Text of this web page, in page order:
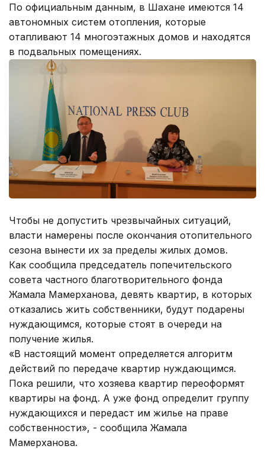
По официальным данным, в Шахане имеются 14
автономных систем отопления, которые
отапливают 14 многоэтажных домов и находятся
в подвальных помещениях.
Чтобы не допустить чрезвычайных ситуаций,
власти намерены после окончания отопительного
сезона вынести их за пределы жилых домов.
Как сообщила председатель попечительского
совета частного благотворительного фонда
Жамала Мамерханова, девять квартир, в которых
отказались жить собственники, будут подарены
нуждающимся, которые стоят в очереди на
получение жилья.
«В настоящий момент определяется алгоритм
действий по передаче квартир нуждающимся.
Пока решили, что хозяева квартир переоформят
квартиры на фонд. А уже фонд определит группу
нуждающихся и передаст им жилье на праве
собственности», - сообщила Жамала
Мамерханова.